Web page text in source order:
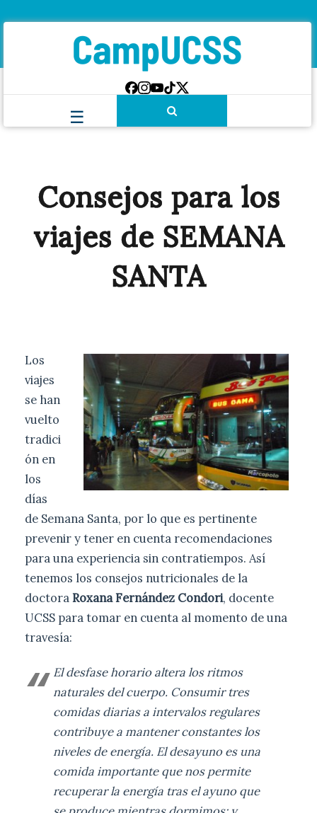
Consejos para los
viajes de SEMANA
SANTA
Los
viajes
se han
vuelto
tradici
ón en
los
días
de Semana Santa, por lo que es pertinente
prevenir y tener en cuenta recomendaciones
para una experiencia sin contratiempos. Así
tenemos los consejos nutricionales de la
doctoraRoxana Fernández Condori, docente
UCSS para tomar en cuenta al momento de una
travesía:
El desfase horario altera los ritmos
naturales del cuerpo. Consumir tres
comidas diarias a intervalos regulares
contribuye a mantener constantes los
niveles de energía. El desayuno es una
comida importante que nos permite
recuperar la energía tras el ayuno que